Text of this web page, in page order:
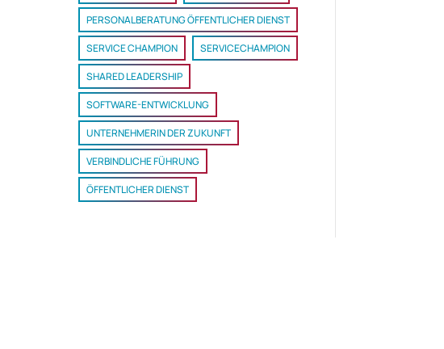
PERSONALBERATUNG ÖFFENTLICHER DIENST
SERVICE CHAMPION SERVICECHAMPION
SHARED LEADERSHIP
SOFTWARE-ENTWICKLUNG
UNTERNEHMERIN DER ZUKUNFT
VERBINDLICHE FÜHRUNG
ÖFFENTLICHER DIENST